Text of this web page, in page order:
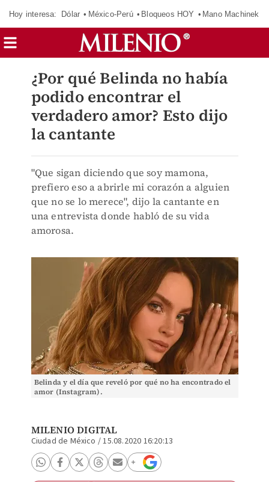
Hoy interesa: Dólar México-Perú Bloqueos HOY Mano Machinek
¿Por qué Belinda no había
podido encontrar el
verdadero amor? Esto dijo
la cantante
"Que sigan diciendo que soy mamona,
prefiero eso a abrirle mi corazón a alguien
que no se lo merece", dijo la cantante en
una entrevista donde habló de su vida
amorosa.
Belinda y el día que reveló por qué no ha encontrado el
amor (Instagram).
MILENIO DIGITAL
Ciudad de México /15.08.2020 16:20:13